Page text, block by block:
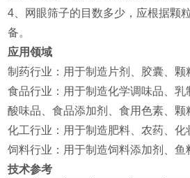
4、网眼筛子的目数多少，应根据颗
备。
应用领域
制药行业‌：用于制造片剂、胶囊、颗
食品行业‌：用于制造化学调味品、乳
酸味品、食品添加剂、食用色素、颗
化工行业‌：用于制造肥料、农药、化
饲料行业‌：用于制造饲料添加剂、鱼
技术参考